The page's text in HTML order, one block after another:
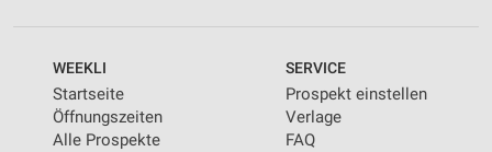
WEEKLI
Startseite
Öffnungszeiten
Alle Prospekte
SERVICE
Prospekt einstellen
Verlage
FAQ